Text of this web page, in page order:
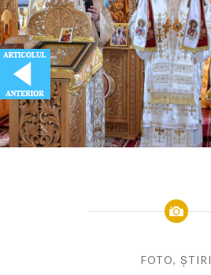
FOTO, ȘTIRI